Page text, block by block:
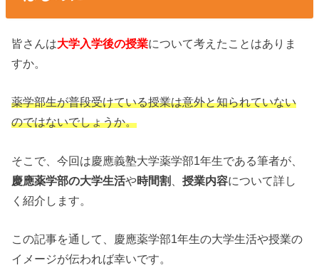
皆さんは大学入学後の授業について考えたことはありま
すか。
薬学部生が普段受けている授業は意外と知られていない
のではないでしょうか。
そこで、今回は慶應義塾大学薬学部1年生である筆者が、
慶應薬学部の大学生活や時間割 、授業内容について詳し
く紹介します。
この記事を通して、慶應薬学部1年生の大学生活や授業の
イメージが伝われば幸いです。